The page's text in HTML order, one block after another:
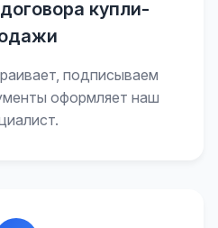
купли-
подписываем
оформляет наш